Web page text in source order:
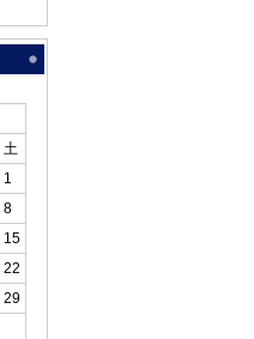
土
1
8
15
22
29